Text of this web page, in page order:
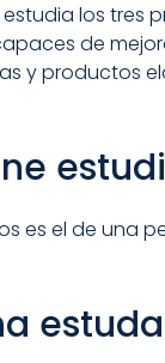
estudia los tres
de
y productos
es el de